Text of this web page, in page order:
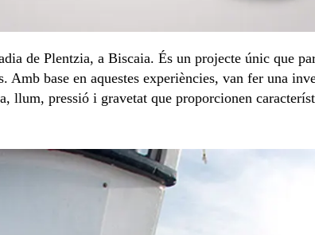
de Plentzia, a Biscaia. És un projecte únic que
base en aquestes experiències, van fer una
llum, pressió i gravetat que proporcionen